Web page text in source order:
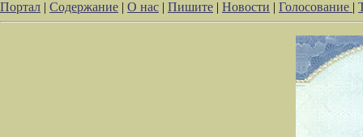
Портал | Содержание | О нас | Пишите | Новости | Голосование |